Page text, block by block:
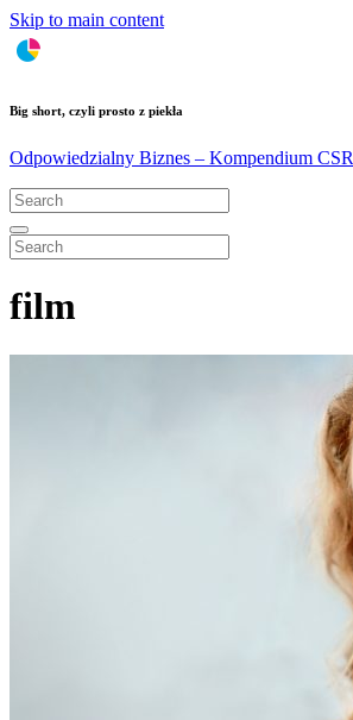
Skip to main content
Big short, czyli prosto z piekła
Odpowiedzialny Biznes – Kompendium CSR
film